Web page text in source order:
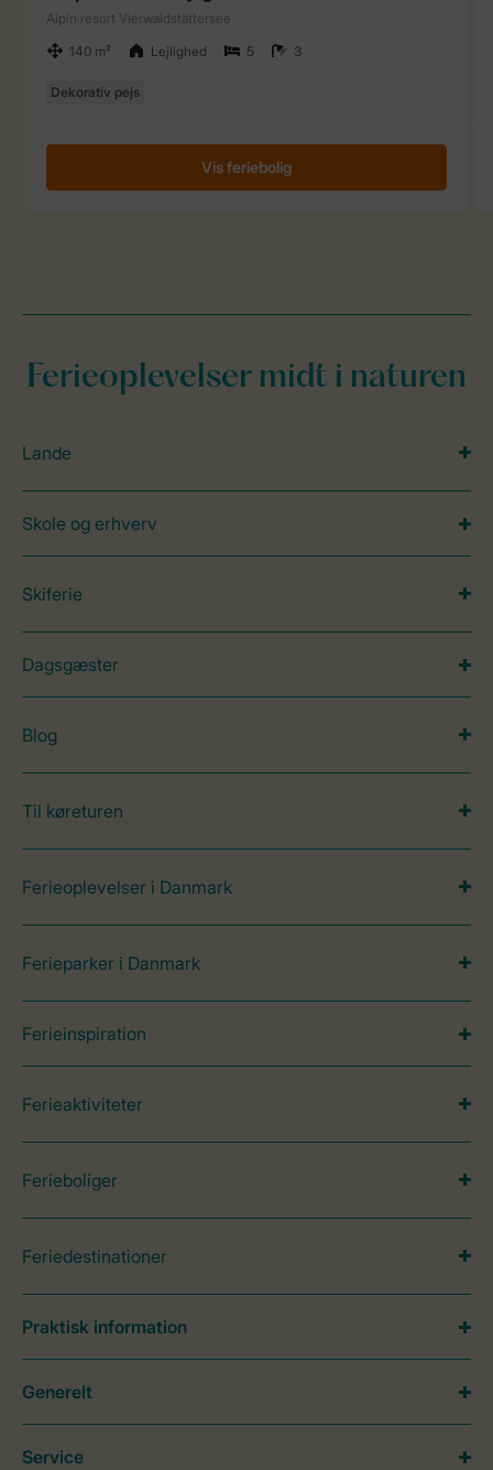
Ferieoplevelser midt i naturen
Lande
Skole og erhverv
Skiferie
Dagsgæster
Blog
Til køreturen
Ferieoplevelser i Danmark
Ferieparker i Danmark
Ferieinspiration
Ferieaktiviteter
Ferieboliger
Feriedestinationer
Praktisk information
Generelt
Service